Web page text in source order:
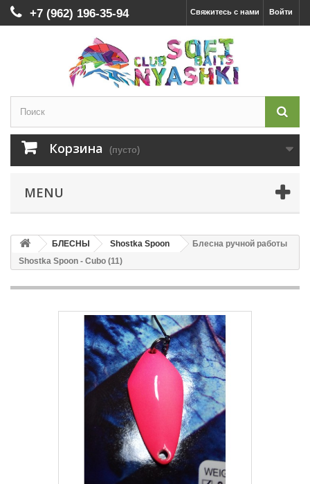
Войти
Свяжитесь с нами
+7 (962) 196-35-94
Корзина (пусто)
MENU
БЛЕСНЫ Shostka Spoon
Блесна ручной работы
Shostka Spoon - Cubo (11)